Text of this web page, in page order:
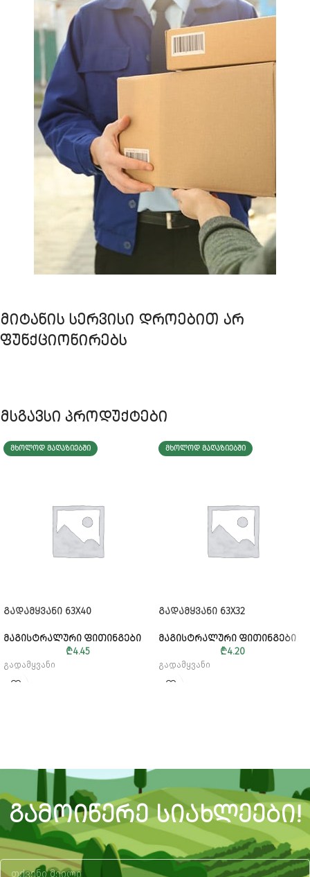
ᲛᲘᲢᲐᲜᲘᲡ ᲡᲔᲠᲕᲘᲡᲘ ᲓᲠᲝᲔᲑᲘᲗ ᲐᲠ
ᲤᲣᲜᲥᲪᲘᲝᲜᲘᲠᲔᲑᲡ
მსგავსი პროდუქტები
ᲛᲮᲝᲚᲝᲓ ᲛᲐᲦᲐᲖᲘᲔᲑᲨᲘ
ᲒᲐᲓᲐᲛᲧᲕᲐᲜᲘ 63X40
ᲛᲐᲒᲘᲡᲢᲠᲐᲚᲣᲠᲘ ᲤᲘᲗᲘᲜᲒᲔᲑᲘ
₾4.45
გადამყვანი
ᲛᲮᲝᲚᲝᲓ ᲛᲐᲦᲐᲖᲘᲔᲑᲨᲘ
ᲒᲐᲓᲐᲛᲧᲕᲐᲜᲘ 63X32
ᲛᲐᲒᲘᲡᲢᲠᲐᲚᲣᲠᲘ ᲤᲘᲗᲘᲜᲒᲔᲑᲘ
₾4.20
გადამყვანი
ᲒᲐᲛᲝᲘᲬᲔᲠᲔ ᲡᲘᲐᲮᲚᲔᲔᲑᲘ!